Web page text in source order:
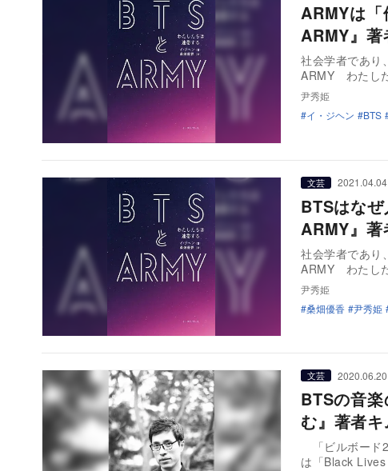
ARMYは「
ARMY』著
社会学者であり
ARMY わたし
尹秀姫
イ・ジヘン
BTS
文芸
BTSはな
ARMY』著
社会学者であり
ARMY わたし
尹秀姫
桑畑優香
尹秀姫
文芸
BTSの音
む』著者
「ビルボード
は「Black